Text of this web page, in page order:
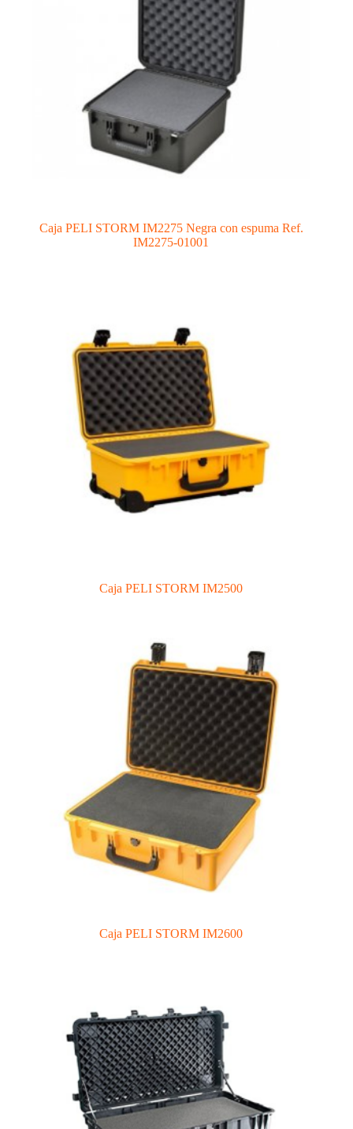
Caja PELI STORM IM2275 Negra con espuma Ref.
IM2275-01001
Caja PELI STORM IM2500
Caja PELI STORM IM2600